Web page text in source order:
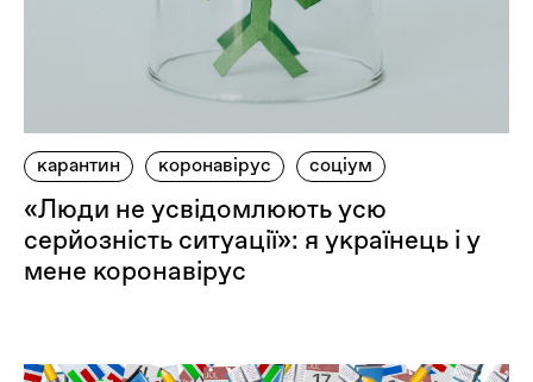
карантин коронавірус соціум
«Люди не усвідомлюють усю
серйозність ситуації»: я українець і у
мене коронавірус